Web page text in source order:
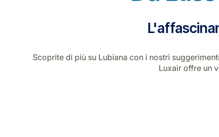
Scoprite di più su Lubiana con i nostri
Luxair offre un